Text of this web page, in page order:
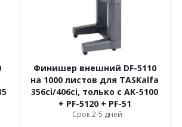
4501i/5501i
Финишер внешний DF-5110
на 1000 листов для TASKalfa
356ci/406ci, только с AK-5100
+ PF-5120 + PF-51
Срок 2-5 дней